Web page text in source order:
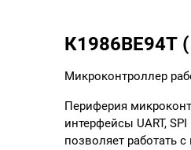
К1986ВЕ94Т
Микроконтроллер
Периферия
интерфейсы UART,
позволяет работать